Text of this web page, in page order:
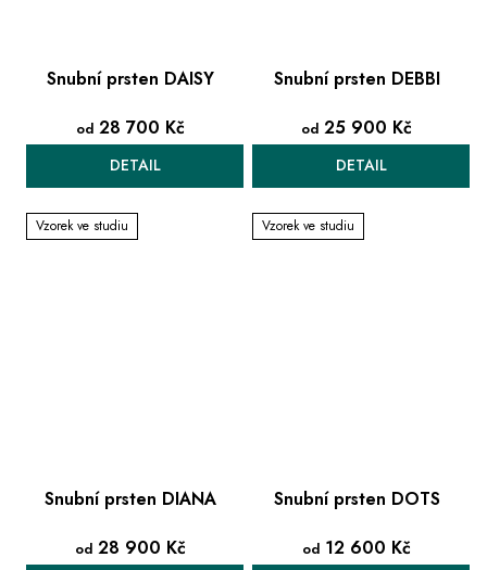
Snubní prsten DAISY
od 28 700 Kč
DETAIL
Snubní prsten DEBBI
od 25 900 Kč
DETAIL
Vzorek ve studiu
Snubní prsten DIANA
od 28 900 Kč
Vzorek ve studiu
Snubní prsten DOTS
od 12 600 Kč